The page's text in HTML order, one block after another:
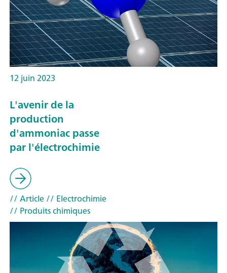
12 juin 2023
L'avenir de la
production
d'ammoniac passe
par l'électrochimie
// Article// Electrochimie
// Produits chimiques